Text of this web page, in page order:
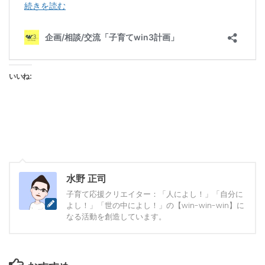
いいね:
水野 正司
子育て応援クリエイター：「人によし！」「自分に
よし！」「世の中によし！」の【win-win-win】に
なる活動を創造しています。